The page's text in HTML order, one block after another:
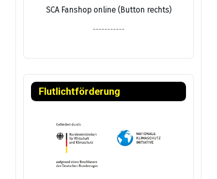
SCA Fanshop online (Button rechts)
-----------
Flutlichtförderung